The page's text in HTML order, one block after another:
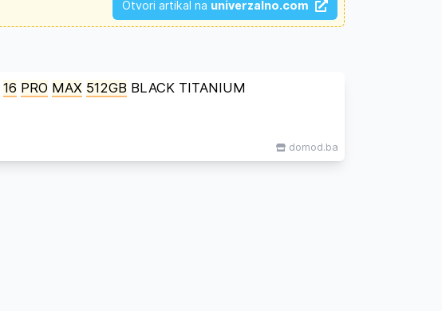
Otvori artikal na univerzalno.com
16 PRO MAX 512GB BLACK TITANIUM
domod.ba